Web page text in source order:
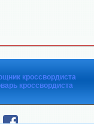
кроссвордиста
кроссвордиста